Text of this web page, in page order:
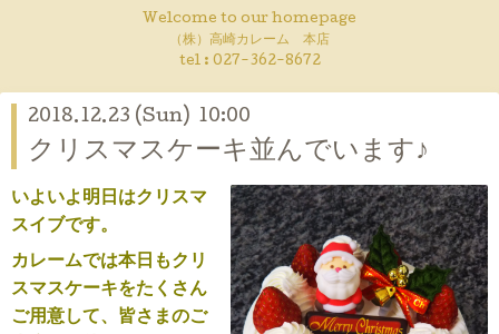
Welcome to our homepage
（株）高崎カレーム 本店
tel : 027-362-8672
2018.12.23 (Sun) 10:00
クリスマスケーキ並んでいます♪
いよいよ明日はクリスマ
スイブです。
カレームでは本日もクリ
スマスケーキをたくさん
ご用意して、皆さまのご